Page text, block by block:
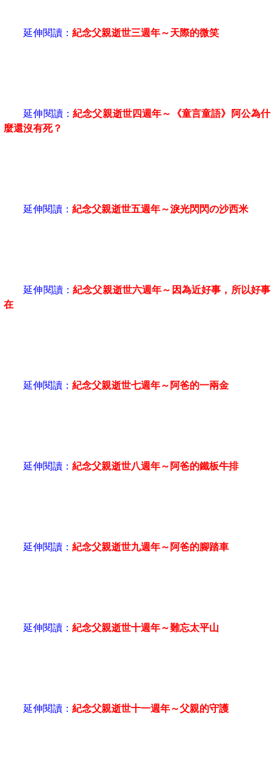
延伸閱讀： 紀念父親逝世三週年～天際的微笑
延伸閱讀：紀念父親逝世四週年～《童言童語》阿公為什
麼還沒有死？
延伸閱讀： 紀念父親逝世五週年～淚光閃閃の沙西米
延伸閱讀：紀念父親逝世六週年～因為近好事，所以好事
在
延伸閱讀： 紀念父親逝世七週年～阿爸的一兩金
延伸閱讀： 紀念父親逝世八週年～阿爸的鐵板牛排
延伸閱讀： 紀念父親逝世九週年～阿爸的腳踏車
延伸閱讀： 紀念父親逝世十週年～難忘太平山
延伸閱讀： 紀念父親逝世十一週年～父親的守護